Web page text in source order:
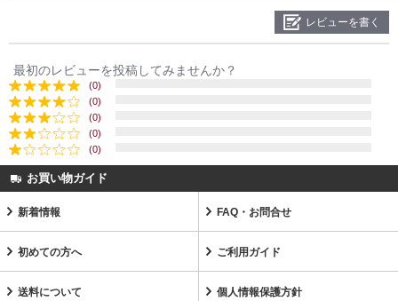
レビューを書く
最初のレビューを投稿してみませんか？
(0)
(0)
(0)
(0)
(0)
お買い物ガイド
新着情報 FAQ・お問合せ
初めての方へ ご利用ガイド
送料について 個人情報保護方針